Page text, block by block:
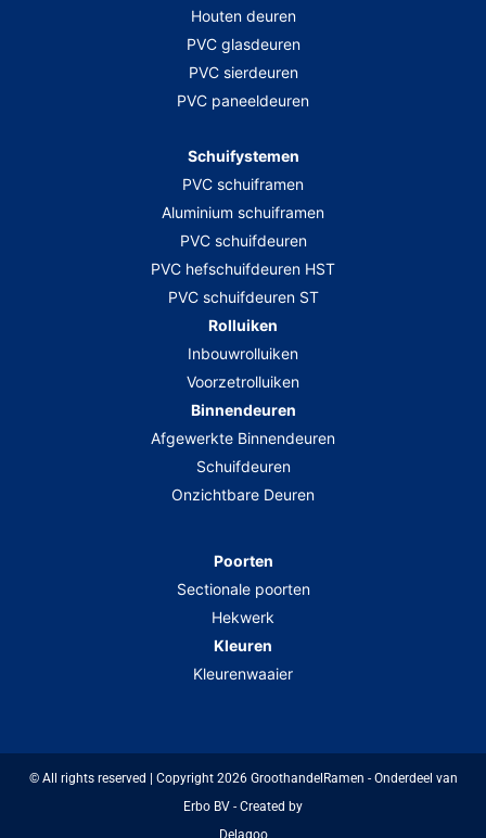
Houten deuren
PVC glasdeuren
PVC sierdeuren
PVC paneeldeuren
Schuifystemen
PVC schuiframen
Aluminium schuiframen
PVC schuifdeuren
PVC hefschuifdeuren HST
PVC schuifdeuren ST
Rolluiken
Inbouwrolluiken
Voorzetrolluiken
Binnendeuren
Afgewerkte Binnendeuren
Schuifdeuren
Onzichtbare Deuren
Poorten
Sectionale poorten
Hekwerk
Kleuren
Kleurenwaaier
© All rights reserved | Copyright 2026 GroothandelRamen - Onderdeel van
Erbo BV - Created by